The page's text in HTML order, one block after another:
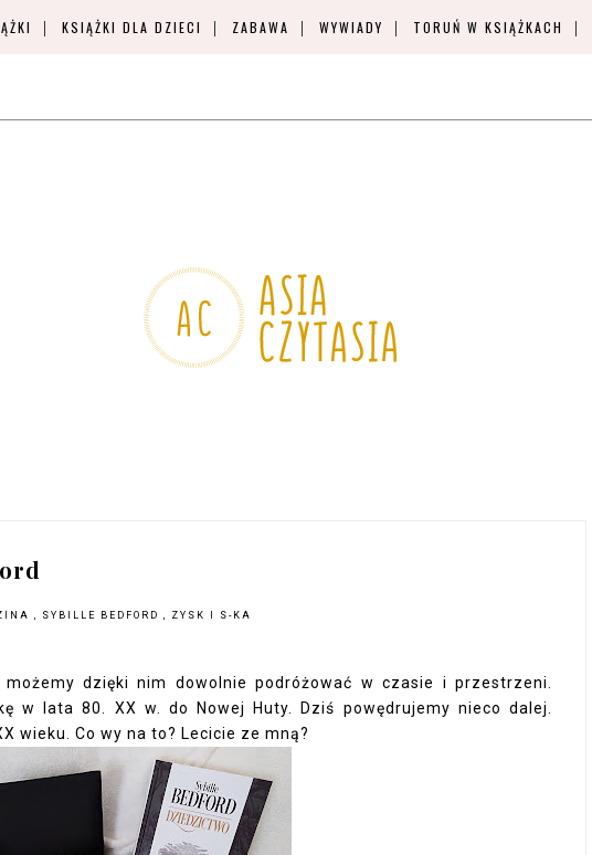
KSIĄŻKI DLA DZIECI ZABAWA WYWIADY TORUŃ W KSIĄŻKACH
, SYBILLE BEDFORD , ZYSK I S-KA
dzięki nim dowolnie podróżować w czasie i przestrzeni.
w lata 80. XX w. do Nowej Huty . Dziś powędrujemy nieco dalej.
wieku. Co wy na to? Lecicie ze mną?